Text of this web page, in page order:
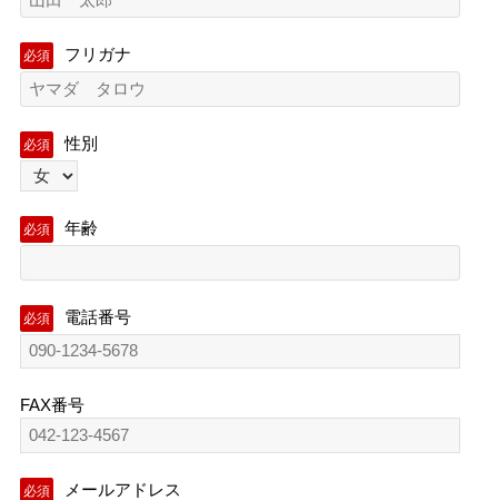
必須 フリガナ
必須 性別
必須 年齢
必須 電話番号
FAX番号
必須 メールアドレス